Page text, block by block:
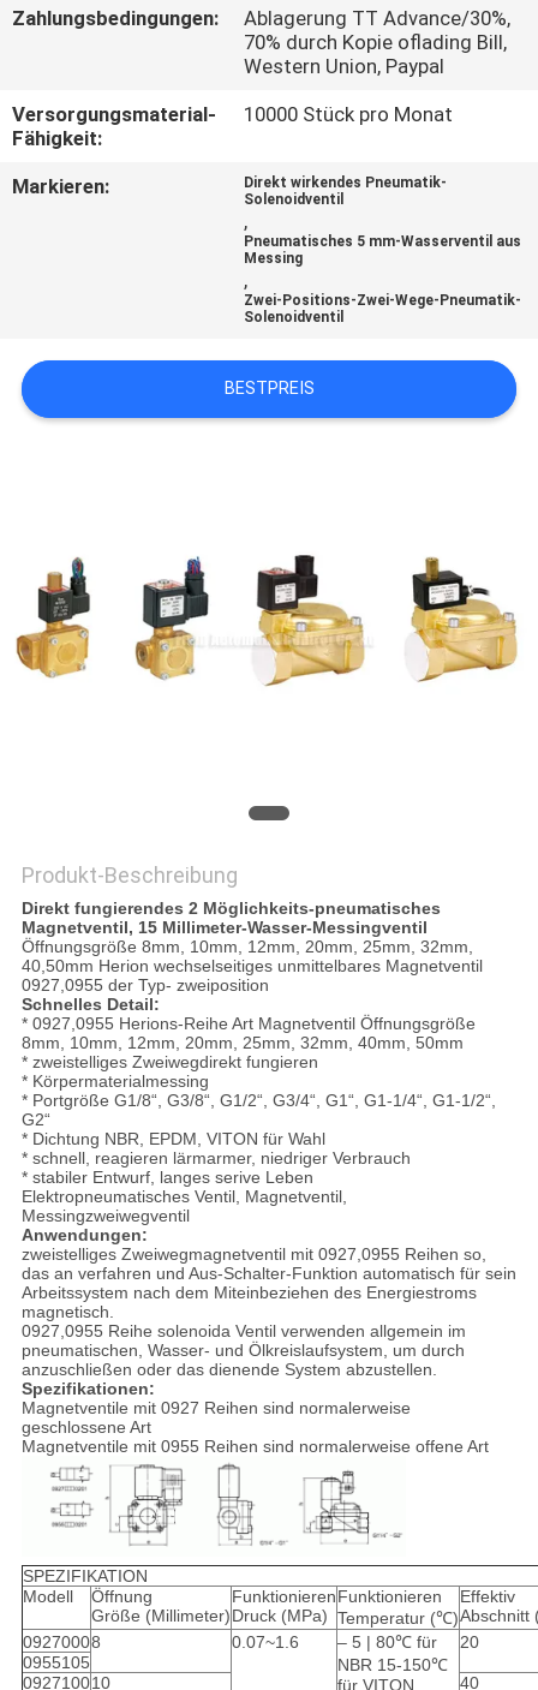
UNS
VERBINDUNG
FORDERN
SHOW
POLICY
Zahlungsbedingungen:
Ablagerung TT Advance/30%,
70% durch Kopie oflading Bill,
Western Union, Paypal
Versorgungsmaterial-
Fähigkeit:
10000 Stück pro Monat
Markieren:
Direkt wirkendes Pneumatik-
Solenoidventil
,
Pneumatisches 5 mm-Wasserventil aus
Messing
,
Zwei-Positions-Zwei-Wege-Pneumatik-
Solenoidventil
BESTPREIS
Produkt-Beschreibung
Direkt fungierendes 2 Möglichkeits-pneumatisches
Magnetventil, 15 Millimeter-Wasser-Messingventil
Öffnungsgröße 8mm, 10mm, 12mm, 20mm, 25mm, 32mm,
40,50mm Herion wechselseitiges unmittelbares Magnetventil
0927,0955 der Typ- zweiposition
Schnelles Detail:
* 0927,0955 Herions-Reihe Art Magnetventil Öffnungsgröße
8mm, 10mm, 12mm, 20mm, 25mm, 32mm, 40mm, 50mm
* zweistelliges Zweiwegdirekt fungieren
* Körpermaterialmessing
* Portgröße G1/8“, G3/8“, G1/2“, G3/4“, G1“, G1-1/4“, G1-1/2“,
G2“
* Dichtung NBR, EPDM, VITON für Wahl
* schnell, reagieren lärmarmer, niedriger Verbrauch
* stabiler Entwurf, langes serive Leben
Elektropneumatisches Ventil, Magnetventil,
Messingzweiwegventil
Anwendungen:
zweistelliges Zweiwegmagnetventil mit 0927,0955 Reihen so,
das an verfahren und Aus-Schalter-Funktion automatisch für sein
Arbeitssystem nach dem Miteinbeziehen des Energiestroms
magnetisch.
0927,0955 Reihe solenoida Ventil verwenden allgemein im
pneumatischen, Wasser- und Ölkreislaufsystem, um durch
anzuschließen oder das dienende System abzustellen.
Spezifikationen:
Magnetventile mit 0927 Reihen sind normalerweise
geschlossene Art
Magnetventile mit 0955 Reihen sind normalerweise offene Art
SPEZIFIKATION
Modell
Öffnung
Größe (Millimeter)
Funktionieren
Druck (MPa)
Funktionieren
Temperatur (℃)
Effektiv
Abschnitt
09270008 0.07~1.6
– 5 | 80℃ für
NBR 15-150℃
für VITON
20
0955105
092710010
40